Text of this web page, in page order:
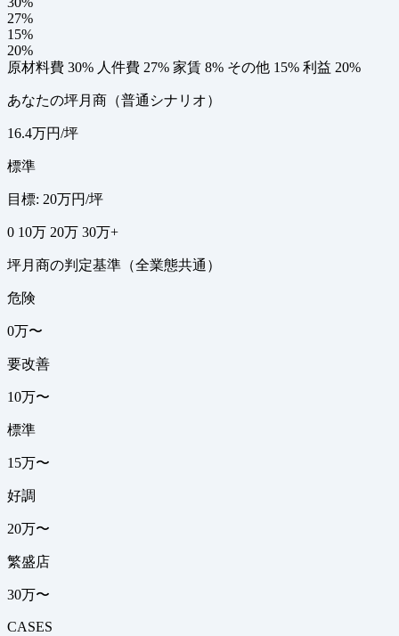
27%
15%
20%
原材料費 30% 人件費 27% 家賃 8% その他 15% 利益 20%
あなたの坪月商（普通シナリオ）
16.4万円/坪
標準
目標: 20万円/坪
0 10万 20万 30万+
坪月商の判定基準（全業態共通）
危険
0万〜
要改善
10万〜
標準
15万〜
好調
20万〜
繁盛店
30万〜
CASES